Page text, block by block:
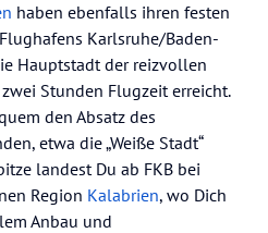
haben ebenfalls ihren festen
Karlsruhe/Baden-
Hauptstadt der reizvollen
Stunden Flugzeit erreicht.
den Absatz des
etwa die „Weiße Stadt“
landest Du ab FKB bei
Region Kalabrien, wo Dich
Anbau und